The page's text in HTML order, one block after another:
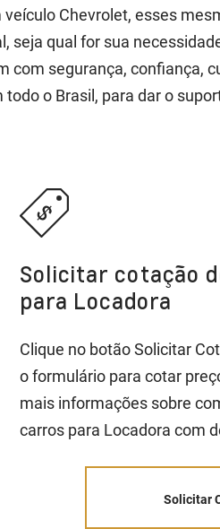
Chevrolet, esses
seja qual for sua
com segurança, confiança,
o Brasil, para dar o
Solicitar cotação
para Locadora
Clique no botão Solicitar
o formulário para cotar
mais informações sobre
carros para Locadora com
Solicitar